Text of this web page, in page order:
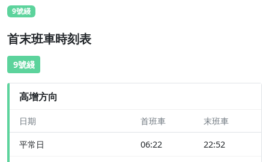
9號綫
首末班車時刻表
9號綫
高增方向
日期 首班車 末班車
平常日 06:22 22:52